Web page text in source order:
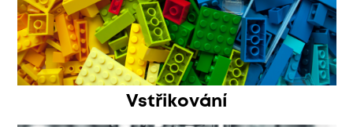
Vstřikování